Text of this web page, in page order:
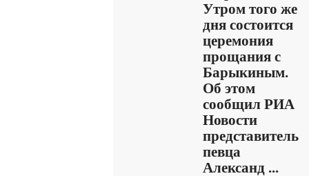
Утром того же
дня состоится
церемония
прощания с
Барыкиным.
Об этом
сообщил РИА
Новости
представитель
певца
Александ ...